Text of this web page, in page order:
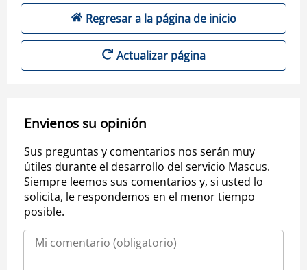
Regresar a la página de inicio
Actualizar página
Envienos su opinión
Sus preguntas y comentarios nos serán muy
útiles durante el desarrollo del servicio Mascus.
Siempre leemos sus comentarios y, si usted lo
solicita, le respondemos en el menor tiempo
posible.